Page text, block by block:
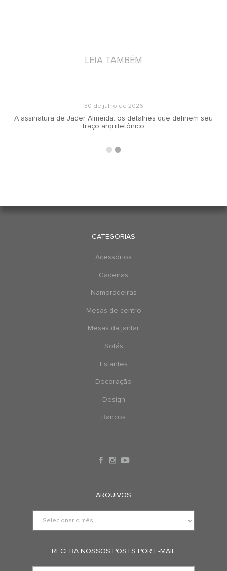
LEIA TAMBÉM
30 de julho de 2026
A assinatura de Jader Almeida: os detalhes que definem seu
traço arquitetônico
CATEGORIAS
Acessórios
Cadeiras
Namoradeiras
Mesas de centro
Mesas da jantar
Sofás
Estantes
Decoração
Design
Bancos
ARQUIVOS
RECEBA NOSSOS POSTS POR E-MAIL